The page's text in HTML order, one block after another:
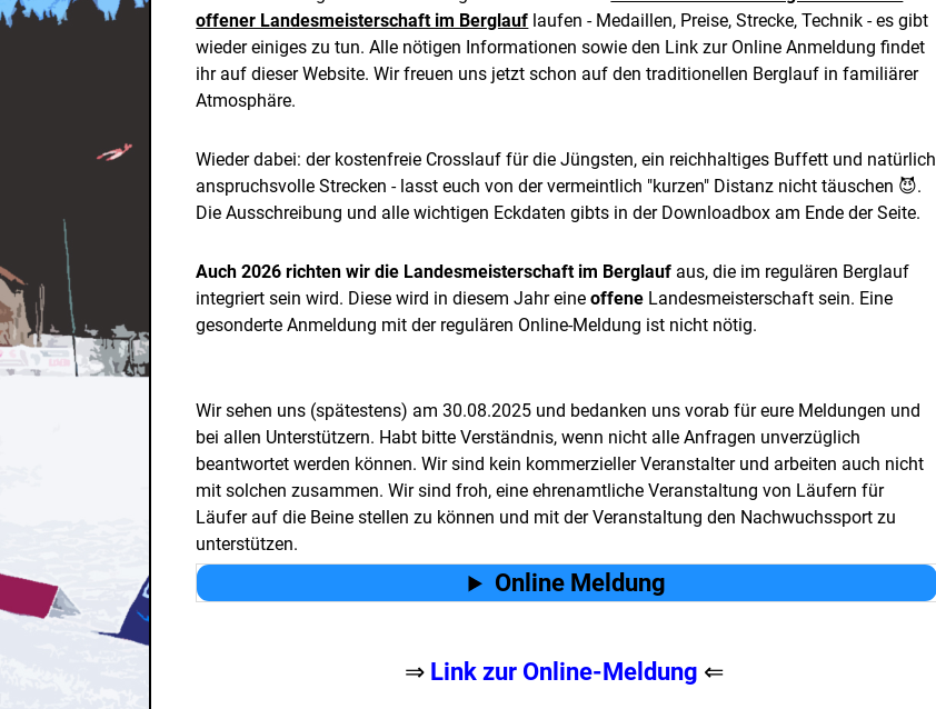
offener Landesmeisterschaft im Berglauf laufen - Medaillen, Preise, Strecke, Technik - es gibt
wieder einiges zu tun. Alle nötigen Informationen sowie den Link zur Online Anmeldung findet
ihr auf dieser Website. Wir freuen uns jetzt schon auf den traditionellen Berglauf in familiärer
Atmosphäre.
Wieder dabei: der kostenfreie Crosslauf für die Jüngsten, ein reichhaltiges Buffett und natürlich
anspruchsvolle Strecken - lasst euch von der vermeintlich "kurzen" Distanz nicht täuschen 😈.
Die Ausschreibung und alle wichtigen Eckdaten gibts in der Downloadbox am Ende der Seite.
Auch 2026 richten wir die Landesmeisterschaft im Berglauf aus, die im regulären Berglauf
integriert sein wird. Diese wird in diesem Jahr eineoffene Landesmeisterschaft sein. Eine
gesonderte Anmeldung mit der regulären Online-Meldung ist nicht nötig.
Wir sehen uns (spätestens) am 30.08.2025 und bedanken uns vorab für eure Meldungen und
bei allen Unterstützern. Habt bitte Verständnis, wenn nicht alle Anfragen unverzüglich
beantwortet werden können. Wir sind kein kommerzieller Veranstalter und arbeiten auch nicht
mit solchen zusammen. Wir sind froh, eine ehrenamtliche Veranstaltung von Läufern für
Läufer auf die Beine stellen zu können und mit der Veranstaltung den Nachwuchssport zu
unterstützen.
Online Meldung
⇒ Link zur Online-Meldung ⇐